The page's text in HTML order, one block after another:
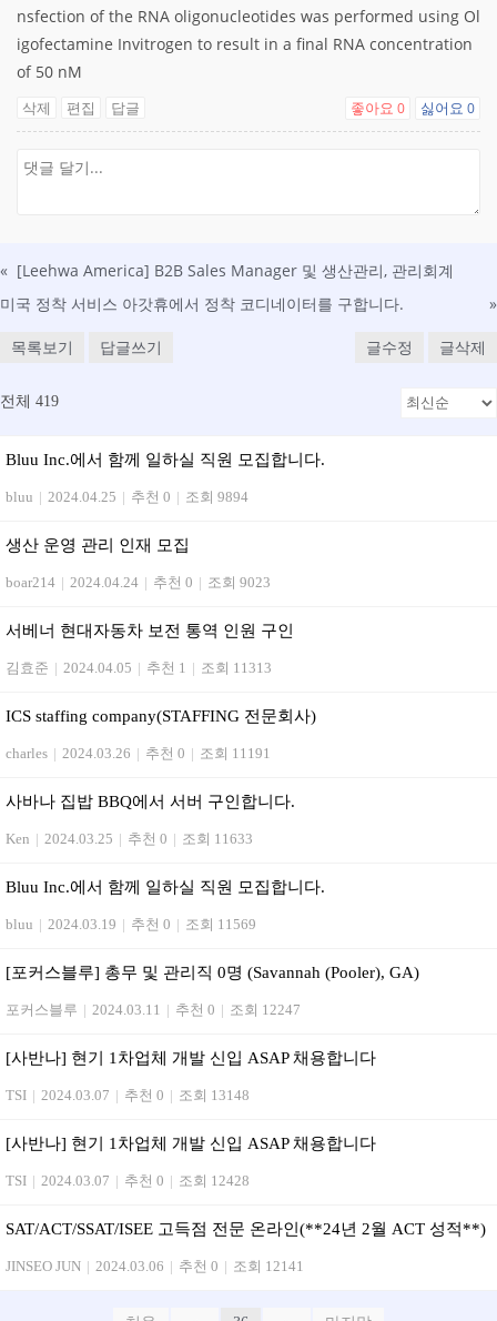
nsfection of the RNA oligonucleotides was performed using Ol
igofectamine Invitrogen to result in a final RNA concentration
of 50 nM
삭제 편집 답글 좋아요 0 싫어요 0
« [Leehwa America] B2B Sales Manager 및 생산관리, 관리회계
미국 정착 서비스 아갓휴에서 정착 코디네이터를 구합니다.
»
목록보기 답글쓰기 글수정 글삭제
전체 419
Bluu Inc.에서 함께 일하실 직원 모집합니다.
bluu | 2024.04.25 | 추천 0 | 조회 9894
생산 운영 관리 인재 모집
boar214 | 2024.04.24 | 추천 0 | 조회 9023
서베너 현대자동차 보전 통역 인원 구인
김효준 | 2024.04.05 | 추천 1 | 조회 11313
ICS staffing company(STAFFING 전문회사)
charles | 2024.03.26 | 추천 0 | 조회 11191
사바나 집밥 BBQ에서 서버 구인합니다.
Ken | 2024.03.25 | 추천 0 | 조회 11633
Bluu Inc.에서 함께 일하실 직원 모집합니다.
bluu | 2024.03.19 | 추천 0 | 조회 11569
[포커스블루] 총무 및 관리직 0명 (Savannah (Pooler), GA)
포커스블루 | 2024.03.11 | 추천 0 | 조회 12247
[사반나] 현기 1차업체 개발 신입 ASAP 채용합니다
TSI | 2024.03.07 | 추천 0 | 조회 13148
[사반나] 현기 1차업체 개발 신입 ASAP 채용합니다
TSI | 2024.03.07 | 추천 0 | 조회 12428
SAT/ACT/SSAT/ISEE 고득점 전문 온라인(**24년 2월 ACT 성적**)
JINSEO JUN | 2024.03.06 | 추천 0 | 조회 12141